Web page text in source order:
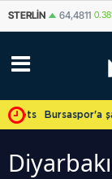
STERLIN 64,4811
Bursaspor'a